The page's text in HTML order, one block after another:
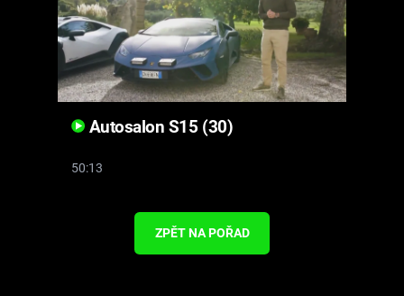
Autosalon S15 (30)
50:13
ZPĚT NA POŘAD